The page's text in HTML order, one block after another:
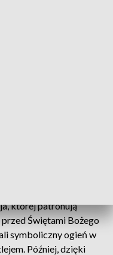
której patronują
przed Świętami Bożego
symboliczny ogień w
Później, dzięki